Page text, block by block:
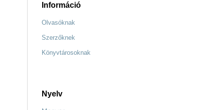
Információ
Olvasóknak
Szerzőknek
Könyvtárosoknak
Nyelv